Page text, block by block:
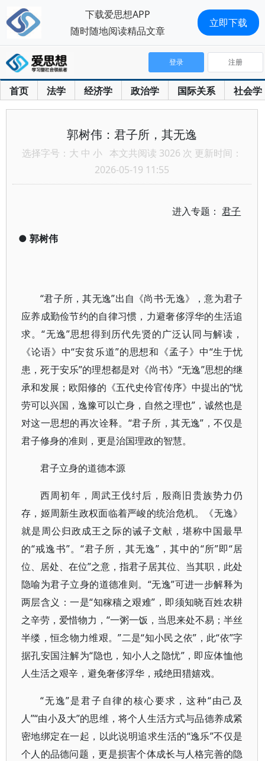
首页 法学 经济学 政治学 国际关系 社会学
登录 注册
郭树伟：君子所，其无逸
选择字号： 大 中 小 本文共阅读 3026 次 更新时间：
2026-05-19 11:55
进入专题：君子
● 郭树伟
“君子所，其无逸”出自《尚书·无逸》，意为君子
应养成勤俭节约的自律习惯，力避奢侈浮华的生活追
求。“无逸”思想得到历代先贤的广泛认同与解读，
《论语》中“安贫乐道”的思想和《孟子》中“生于忧
患，死于安乐”的理想都是对《尚书》“无逸”思想的继
承和发展；欧阳修的《五代史伶官传序》中提出的“忧
劳可以兴国，逸豫可以亡身，自然之理也”，诚然也是
对这一思想的再次诠释。“君子所，其无逸”，不仅是
君子修身的准则，更是治国理政的智慧。
君子立身的道德本源
西周初年，周武王伐纣后，殷商旧贵族势力仍
存，姬周新生政权面临着严峻的统治危机。《无逸》
就是周公归政成王之际的诫子文献，堪称中国最早
的“戒逸书”。“君子所，其无逸”，其中的“所”即“居
位、居处、在位”之意，指君子居其位、当其职，此处
隐喻为君子立身的道德准则。“无逸”可进一步解释为
两层含义：一是“知稼穑之艰难”，即须知晓百姓农耕
之辛劳，爱惜物力，“一粥一饭，当思来处不易；半丝
半缕，恒念物力维艰。”二是“知小民之依”，此“依”字
据孔安国注解为“隐也，知小人之隐忧”，即应体恤他
人生活之艰辛，避免奢侈浮华，戒绝田猎嬉戏。
“无逸”是君子自律的核心要求，这种“由己及
人”“由小及大”的思维，将个人生活方式与品德养成紧
密地绑定在一起，以此说明追求生活的“逸乐”不仅是
个人的品德问题，更是损害个体成长与人格完善的隐
下载爱思想APP
随时随地阅读精品文章
立即下载